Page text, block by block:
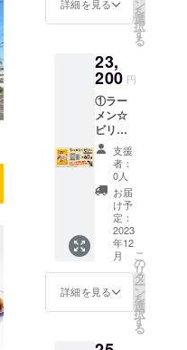
ターン
品の発
いて ・
12月下
旬予定
です。
バラ肉
（国
醤油、
みりん
風調味
料、に
んに
く、ね
ぎ／調
味料
（アミ
ノ酸
等）、
（一部
に小
麦・大
豆・豚
肉を含
む） 内
容量：
65g 賞
限：製
り180日
保存方
光、高
温多湿
を避け
て保存
してく
ださ
い。 ※
消費
税、送
料込み
◎リ
ターン
品の発
送につ
いて ・
日
（金）
ご支援
合異性
し、醸
造酢／
調味料
（アミ
ノ酸
等）、
アル
コー
ル、か
んす
い、カ
ラメル
色素、
クチナ
シ色
粘多糖
類、
（国内
製
造）、
卵白粉
末、食
塩、小
麦たん
白）、
醤油、
動物油
脂、
ポーク
エキ
ス、鶏
ガラ
スー
プ、チ
D25mm
（1個）
表示 原
材料
名： 豚
バラ肉
（国
産）、
醤油、
みりん
風調味
料、に
んに
く、ね
ぎ／調
味料
（アミ
ノ酸
等）、
詳細を見る ン
を
選
択
す
る
23,
200 円
①ラー
メン☆
ビリー
（G系醤
油味）
60袋 ②
お礼の
手紙 ③
ビリー
が支援
者の名
前を
X（旧
Twitter
）でつ
ぶやく
につい
支援
者：
0人
お届
け予
定：
2023
年12
月
詳細を見る
こ
の
リ
タ
ー
ン
を
選
択
す
る